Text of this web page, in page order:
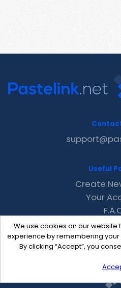
We use cookies on our website
experience by remembering
By clicking “Accept”, you
Useful
Create
Your